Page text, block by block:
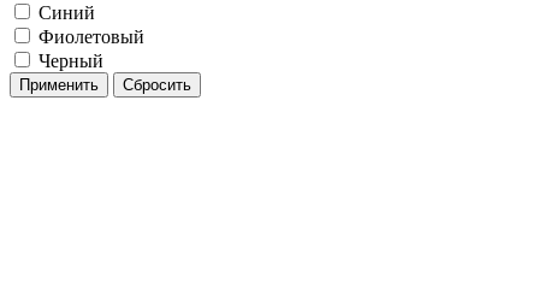
Синий
Фиолетовый
Черный
Применить Сбросить